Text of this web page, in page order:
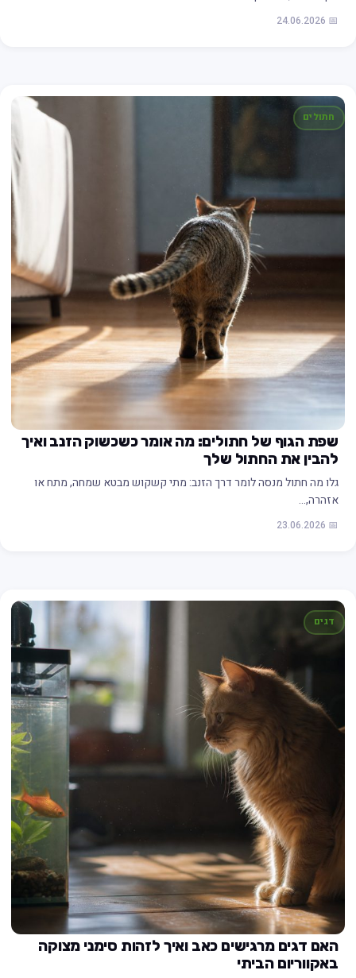
📅 24.06.2026
חתולים
שפת הגוף של חתולים: מה אומר כשכשוק הזנב ואיך
להבין את החתול שלך
גלו מה חתול מנסה לומר דרך הזנב: מתי קשקוש מבטא שמחה, מתח או
אזהרה,…
📅 23.06.2026
דגים
האם דגים מרגישים כאב ואיך לזהות סימני מצוקה
באקווריום הביתי